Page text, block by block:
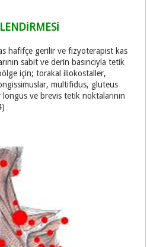
hafifçe gerilir ve fizyoterapist kas
sabit ve derin basıncıyla tetik
için; torakal iliokostaller,
multifidus, gluteus
ve brevis tetik noktalarının